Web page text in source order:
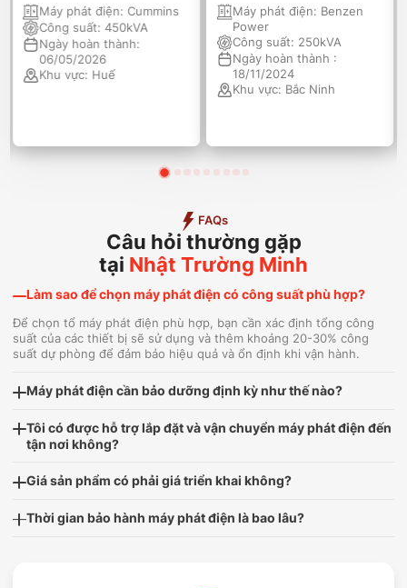
Máy phát điện: Cummins
Công suất:450kVA
Ngày hoàn thành:
06/05/2026
Khu vực: Huế
Máy phát điện: Benzen
Power
Công suất: 250kVA
Ngày hoàn thành :
18/11/2024
Khu vực: Bắc Ninh
FAQs
Câu hỏi thường gặp
tại Nhật Trường Minh
Làm sao để chọn máy phát điện có công suất phù hợp?
Để chọn tổ máy phát điện phù hợp, bạn cần xác định tổng công
suất của các thiết bị sẽ sử dụng và thêm khoảng 20-30% công
suất dự phòng để đảm bảo hiệu quả và ổn định khi vận hành.
Máy phát điện cần bảo dưỡng định kỳ như thế nào?
Tôi có được hỗ trợ lắp đặt và vận chuyển máy phát điện đến
tận nơi không?
Giá sản phẩm có phải giá triển khai không?
Thời gian bảo hành máy phát điện là bao lâu?